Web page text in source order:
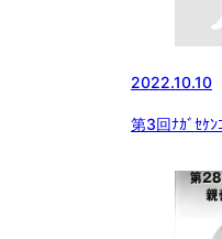
2022.10.10
第3回ﾅｶﾞｾｹﾝ